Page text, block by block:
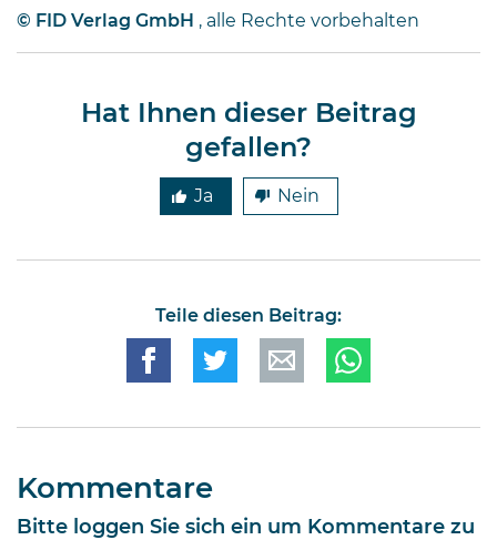
© FID Verlag GmbH , alle Rechte vorbehalten
Hat Ihnen dieser Beitrag
gefallen?
Ja Nein
Teile diesen Beitrag:
Kommentare
Bitte loggen Sie sich ein um Kommentare zu